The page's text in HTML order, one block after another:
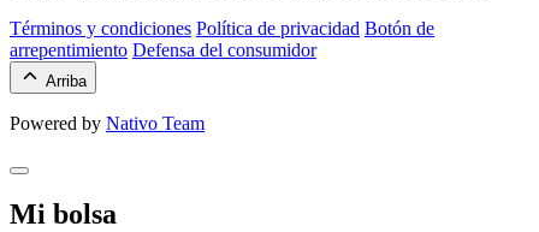
Términos y condiciones Política de privacidad Botón de
arrepentimiento Defensa del consumidor
Arriba
Powered by Nativo Team
Mi bolsa